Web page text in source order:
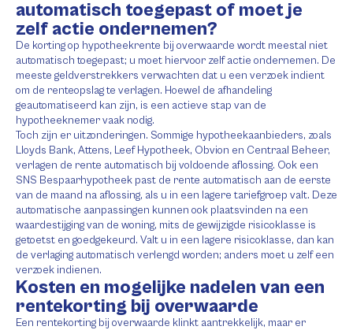
automatisch toegepast of moet je
zelf actie ondernemen?
De korting op hypotheekrente bij overwaarde wordt meestal niet
automatisch toegepast; u moet hiervoor zelf actie ondernemen. De
meeste geldverstrekkers verwachten dat u een verzoek indient
om de renteopslag te verlagen. Hoewel de afhandeling
geautomatiseerd kan zijn, is een actieve stap van de
hypotheeknemer vaak nodig.
Toch zijn er uitzonderingen. Sommige hypotheekaanbieders, zoals
Lloyds Bank, Attens, Leef Hypotheek, Obvion en Centraal Beheer,
verlagen de rente automatisch bij voldoende aflossing. Ook een
SNS Bespaarhypotheek past de rente automatisch aan de eerste
van de maand na aflossing, als u in een lagere tariefgroep valt. Deze
automatische aanpassingen kunnen ook plaatsvinden na een
waardestijging van de woning, mits de gewijzigde risicoklasse is
getoetst en goedgekeurd. Valt u in een lagere risicoklasse, dan kan
de verlaging automatisch verlengd worden; anders moet u zelf een
verzoek indienen.
Kosten en mogelijke nadelen van een
rentekorting bij overwaarde
Een rentekorting bij overwaarde klinkt aantrekkelijk, maar er